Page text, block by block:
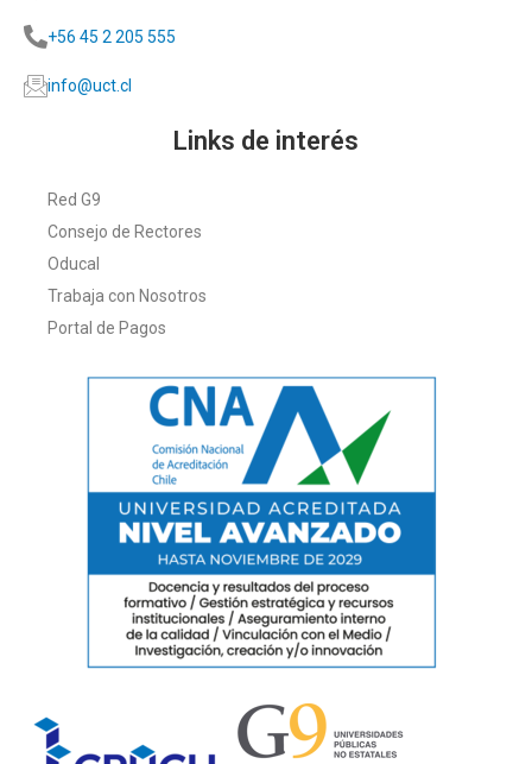
+56 45 2 205 555
info@uct.cl
Links de interés
Red G9
Consejo de Rectores
Oducal
Trabaja con Nosotros
Portal de Pagos